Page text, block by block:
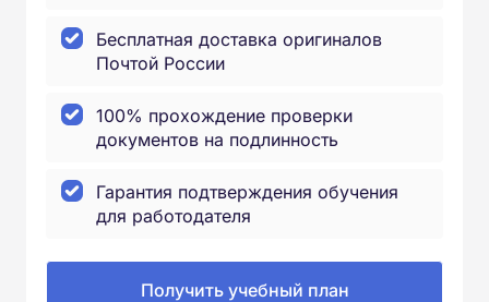
Бесплатная доставка оригиналов
Почтой России
100% прохождение проверки
документов на подлинность
Гарантия подтверждения обучения
для работодателя
Получить учебный план